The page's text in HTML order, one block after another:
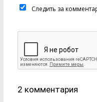
Следить за
2 комментария